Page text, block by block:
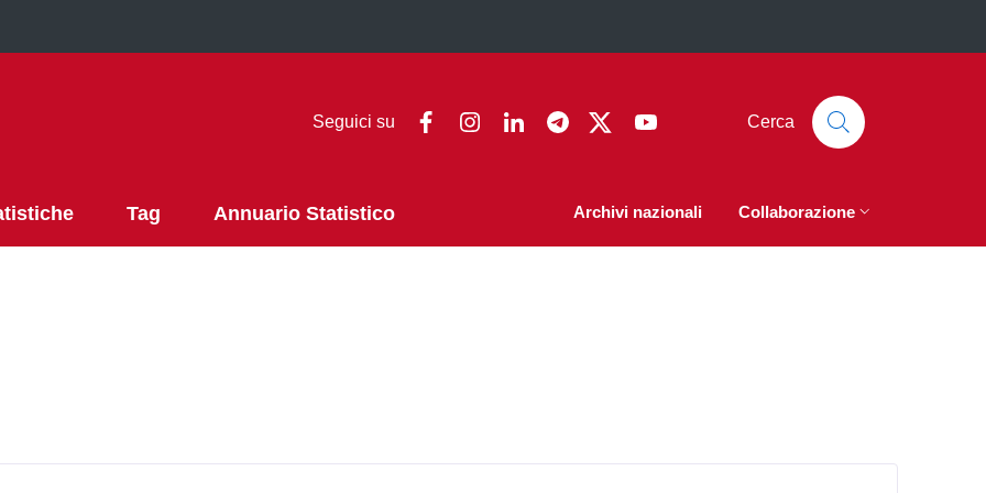
Seguici su FacebookInstagramLinkedinTelegram
Twitter Cerca
Tag Annuario Statistico Archivi nazionali Collaborazione